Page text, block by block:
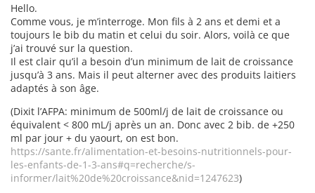
Hello.
Comme vous, je m’interroge. Mon fils à 2 ans et demi et a
toujours le bib du matin et celui du soir. Alors, voilà ce que
j’ai trouvé sur la question.
Il est clair qu’il a besoin d’un minimum de lait de croissance
jusqu’à 3 ans. Mais il peut alterner avec des produits laitiers
adaptés à son âge.
(Dixit l’AFPA: minimum de 500ml/j de lait de croissance ou
équivalent < 800 mL/j après un an. Donc avec 2 bib. de +250
ml par jour + du yaourt, on est bon.
https://sante.fr/alimentation-et-besoins-nutritionnels-pour-
les-enfants-de-1-3-ans#q=recherche/s-
informer/lait%20de%20croissance&nid=1247623)